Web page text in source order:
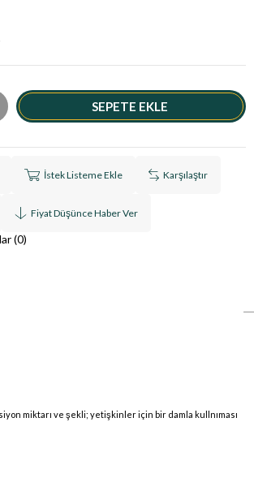
İstek Listeme Ekle Karşılaştır
Fiyat Düşünce Haber Ver
(0)
miktarı ve şekli; yetişkinler için bir damla kullnıması